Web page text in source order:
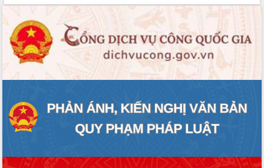
Hội nghị triển khai kết nối mạng
truyền số liệu chuyên dùng phục vụ cơ
quan Đảng, Nhà nước
Lễ phát động chuỗi hoạt động chung
tay làm sạch môi trường
Xã Ea Kar bước chuyển mình trong
công tác cải cách hành chính mô hình
UBND tỉnh họp báo định kỳ tháng 4
năm 2026
Hội thảo khoa học “Giải pháp thúc đẩy
Đắk Lắk”